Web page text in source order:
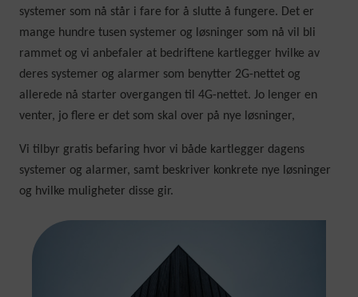
systemer som nå står i fare for å slutte å fungere. Det er
mange hundre tusen systemer og løsninger som nå vil bli
rammet og vi anbefaler at bedriftene kartlegger hvilke av
deres systemer og alarmer som benytter 2G-nettet og
allerede nå starter overgangen til 4G-nettet. Jo lenger en
venter, jo flere er det som skal over på nye løsninger,
Vi tilbyr gratis befaring hvor vi både kartlegger dagens
systemer og alarmer, samt beskriver konkrete nye løsninger
og hvilke muligheter disse gir.